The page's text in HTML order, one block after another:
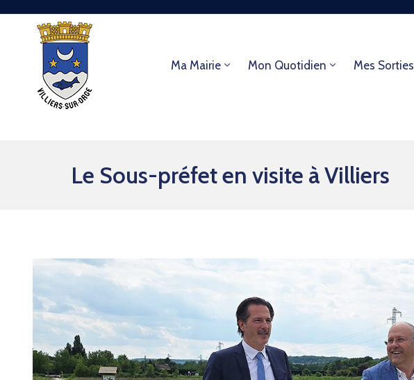
Ma Mairie Mon Quotidien Mes Sorties
Le Sous-préfet en visite à Villiers